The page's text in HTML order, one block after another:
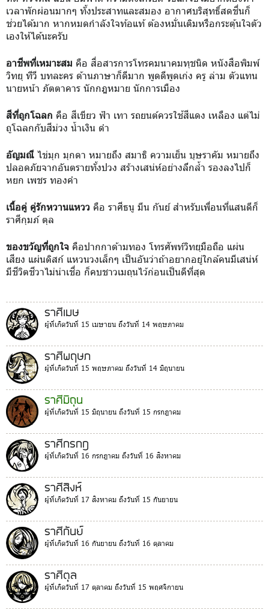
เวลาพักผ่อนมากๆ ทั้งประสาทและสมอง อากาศบริสุทธิ์สดชื่นก็
ช่วยได้มาก หากหมดกำลังใจท้อแท้ ต้องหมั่นเติมหรือกระตุ้นใจตัว
เองให้ได้นะครับ
อาชีพที่เหมาะสม คือ สื่อสารการโทรคมนาคมทุชนิด หนังสือพิมพ์
วิทยุ ทีวี บทละคร ด้านภาษาก็ดีมาก พูดดีพูดเก่ง ครู ล่าม ตัวแทน
นายหน้า ภัตตาคาร นักกฎหมาย นักการเมือง
สีที่ถูกโฉลก คือ สีเขียว ฟ้า เทา รถยนต์ควรใช้สีแดง เหลือง แต่ไม่
ถูโฉลกกับสีม่วง น้ำเงิน ดำ
อัญมณี ไข่มุก มุกดา หมายถึง สมาธิ ความเย็น บุษราคัม หมายถึง
ปลอดภัยจากอันตรายทั้งปวง สร้างเสน่ห์อย่างลึกล้ำ รองลงไปก็
หยก เพชร ทองคำ
เนื้อคู่ คู่รักหวานแหวว คือ ราศีธนู มีน กันย์ สำหรับเพื่อนที่แสนดีก็
ราศีกุมภ์ ตุล
ของขวัญที่ถูกใจ คือปากกาด้ามทอง โทรศัพท์วิทยุมือถือ แผ่น
เสียง แผ่นดิสก์ แหวนวงเล็กๆ เป็นอันว่าถ้าอยากอยู่ใกล้คนมีเสน่ห์
มีชีวิตชีวาไม่น่าเชื่อ ก็คบชาวเมถุนไว้ก่อนเป็นดีที่สุด
ราศีเมษ
ผู้ที่เกิดวันที่ 15 เมษายน ถึงวันที่ 14 พฤษภาคม
ราศีพฤษภ
ผู้ที่เกิดวันที่ 15 พฤษภาคม ถึงวันที่ 14 มิถุนายน
ราศีมิถุน
ผู้ที่เกิดวันที่ 15 มิถุนายน ถึงวันที่ 15 กรกฎาคม
ราศีกรกฎ
ผู้ที่เกิดวันที่ 16 กรกฎาคม ถึงวันที่ 16 สิงหาคม
ราศีสิงห์
ผู้ที่เกิดวันที่ 17 สิงหาคม ถึงวันที่ 15 กันยายน
ราศีกันย์
ผู้ที่เกิดวันที่ 16 กันยายน ถึงวันที่ 16 ตุลาคม
ราศีตุล
ผู้ที่เกิดวันที่ 17 ตุลาคม ถึงวันที่ 15 พฤศจิกายน